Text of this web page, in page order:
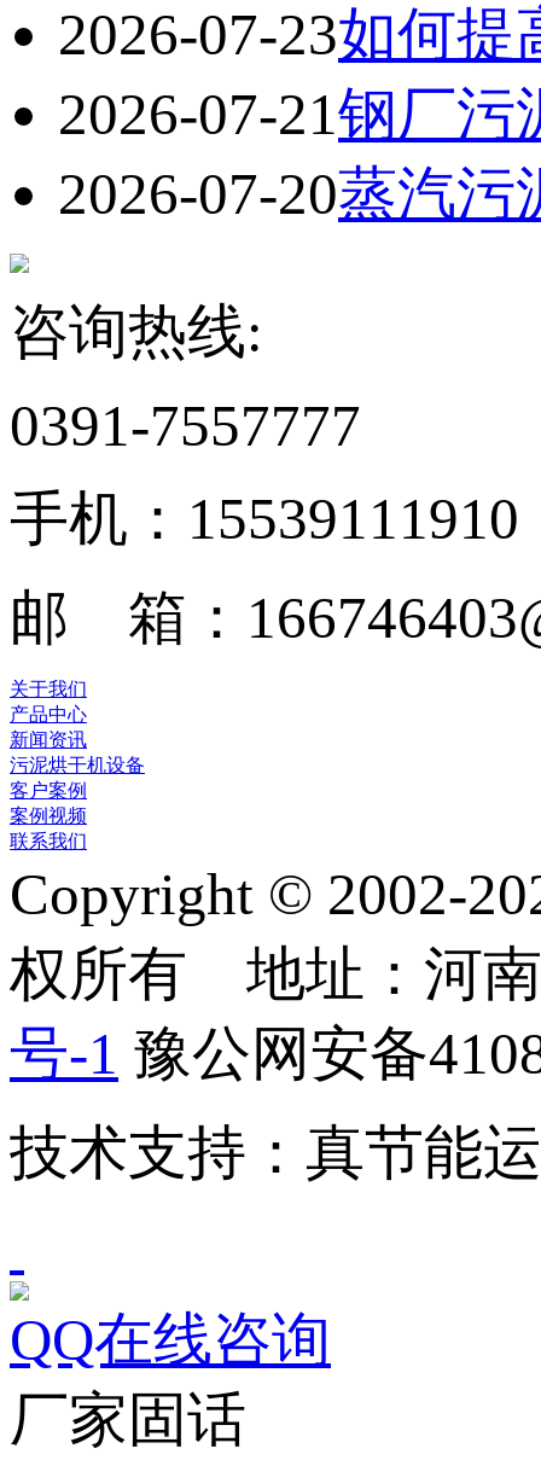
2026-07-23如何提
2026-07-21钢厂污
2026-07-20蒸汽污
咨询热线:
0391-7557777
手机：15539111910
邮 箱：
关于我们
产品中心
新闻资讯
污泥烘干机设备
客户案例
案例视频
联系我们
Copyright © 2002-
权所有 地址：河
号-1 豫公网安备
技术支持：真节能
QQ在线咨询
厂家固话